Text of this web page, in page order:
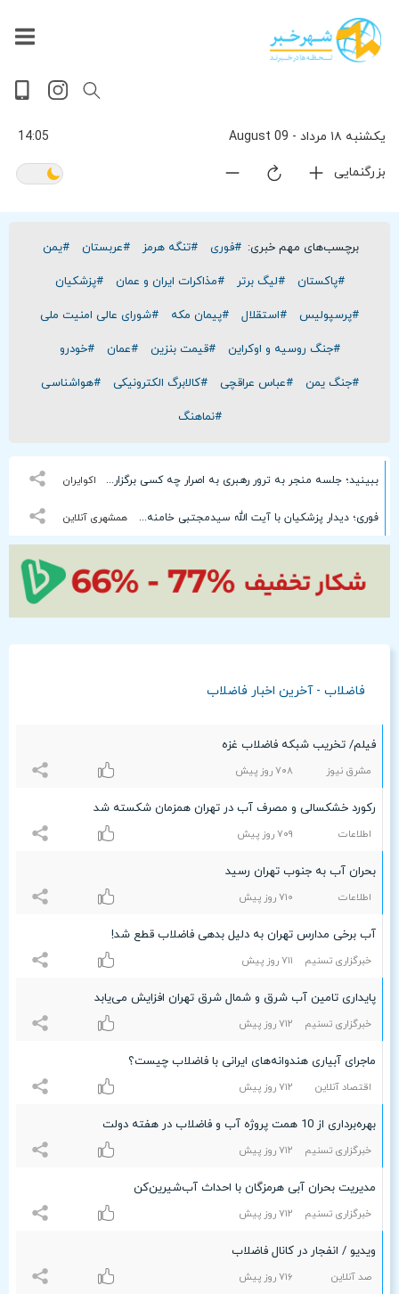
یکشنبه ۱۸ مرداد - 09 August 14:05
بزرگنمایی
پربیننده‌ترین
اخبار
آخرین
اخبار
پخش
داغ
ترین
سیاسی
ورزشی
اقتصادی
حوادث
گوناگون
تصویری
سلامت
جهان
فرهنگی
ویدیویی
بازار
برچسب‌های مهم خبری: #فوری #تنگه هرمز #عربستان #یمن
#پاکستان #لیگ برتر #مذاکرات ایران و عمان #پزشکیان
#پرسپولیس #استقلال #پیمان مکه #شورای عالی امنیت ملی
#جنگ روسیه و اوکراین #قیمت بنزین #عمان #خودرو
#جنگ یمن #عباس عراقچی #کالابرگ الکترونیکی #هواشناسی
#نماهنگ
اکوایران ببینید؛ جلسه منجر به ترور رهبری به اصرار چه کسی برگزار شد؟
همشهری آنلاین فوری؛ دیدار پزشکیان با آیت الله سیدمجتبی خامنه ای + جزئیات
فاضلاب - آخرین اخبار فاضلاب
فیلم/ تخریب شبکه فاضلاب غزه
مشرق نیوز ۷۰۸ روز پیش
رکورد خشکسالی و مصرف آب در تهران همزمان شکسته شد
اطلاعات ۷۰٩ روز پیش
بحران آب به جنوب تهران رسید
اطلاعات ۷۱۰ روز پیش
آب برخی مدارس تهران به دلیل بدهی فاضلاب قطع شد!
خبرگزاری تسنیم ۷۱۱ روز پیش
پایداری تامین آب شرق و شمال شرق تهران افزایش می‌یابد
خبرگزاری تسنیم ۷۱۲ روز پیش
ماجرای آبیاری هندوانه‌های ایرانی با فاضلاب چیست؟
اقتصاد آنلاین ۷۱۲ روز پیش
بهره‌برداری از 10 همت پروژه‌ آب و فاضلاب در هفته دولت
خبرگزاری تسنیم ۷۱۲ روز پیش
مدیریت بحران آبی هرمزگان با احداث آب‌شیرین‌کن
خبرگزاری تسنیم ۷۱۲ روز پیش
ویدیو / انفجار در کانال فاضلاب
صد آنلاین ۷۱۶ روز پیش